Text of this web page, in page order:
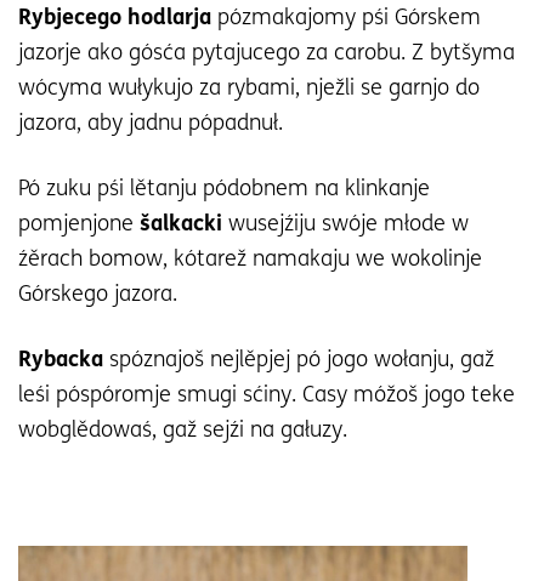
Rybjecego hodlarja pózmakajomy pśi Górskem
jazorje ako gósća pytajucego za carobu. Z bytšyma
wócyma wułykujo za rybami, nježli se garnjo do
jazora, aby jadnu pópadnuł.
Pó zuku pśi lětanju pódobnem na klinkanje
pomjenjone šalkacki wusejźiju swóje młode w
źěrach bomow, kótarež namakaju we wokolinje
Górskego jazora.
Rybacka spóznajoš nejlěpjej pó jogo wołanju, gaž
leśi póspóromje smugi sćiny. Casy móžoš jogo teke
wobglědowaś, gaž sejźi na gałuzy.